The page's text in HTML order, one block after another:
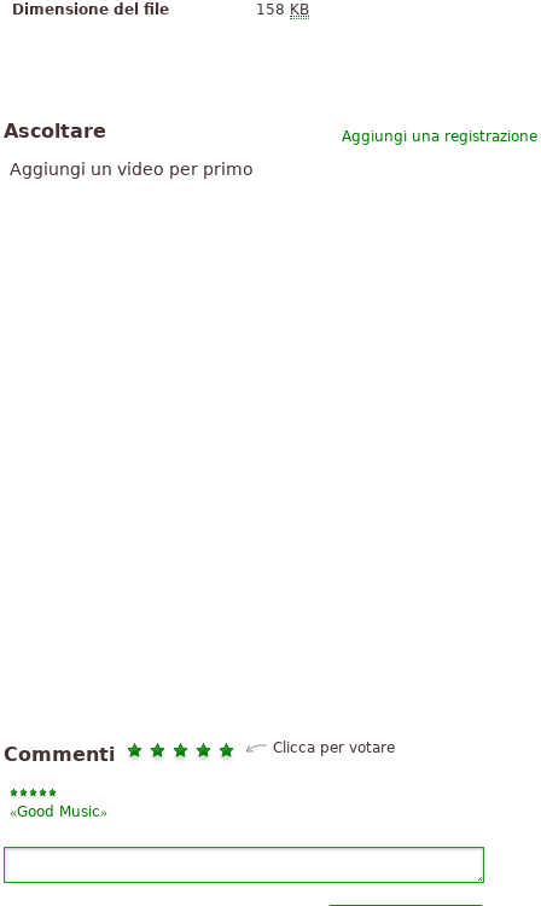
Dimensione del file
158 KB
Aggiungi una registrazione
Ascoltare
Aggiungi un video per primo
Commenti Clicca per votare
«Good Music»